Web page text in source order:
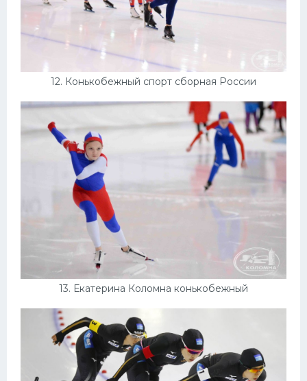
12. Конькобежный спорт сборная России
13. Екатерина Коломна конькобежный